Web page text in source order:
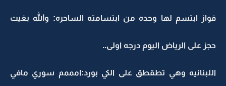
فواز ابتسم لها وحده من ابتسامته الساحره: والله بغيت
حجز على الرياض اليوم درجه اولى..
اللبنانيه وهي تطقطق على الكي بورد:امممم سوري مافي